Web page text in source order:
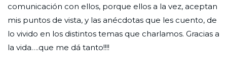
comunicación con ellos, porque ellos a la vez, aceptan
mis puntos de vista, y las anécdotas que les cuento, de
lo vivido en los distintos temas que charlamos. Gracias a
la vida….que me dá tanto!!!!